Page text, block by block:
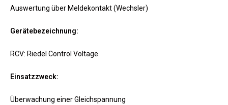
Auswertung über Meldekontakt (Wechsler)
Gerätebezeichnung:
RCV: Riedel Control Voltage
Einsatzzweck:
Überwachung einer Gleichspannung